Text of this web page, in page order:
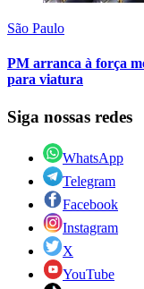
São Paulo
PM arranca à força
para viatura
Siga nossas redes
WhatsApp
Telegram
Facebook
Instagram
X
YouTube